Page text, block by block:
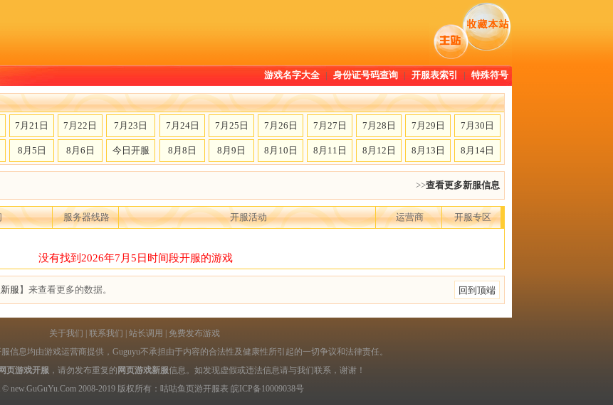
游戏名字大全 | 身份证号码查询 | 开服表索引 | 特殊符号
7月21日 7月22日 7月23日 7月24日 7月25日 7月26日 7月27日 7月28日 7月29日 7月30日
8月5日 8月6日 今日开服 8月8日 8月9日 8月10日 8月11日 8月12日 8月13日 8月14日
>>查看更多新服信息
服务器线路 开服活动 运营商 开服专区
没有找到2026年7月5日时间段开服的游戏
回到顶端
服 】来查看更多的数据。
关于我们 联系我们 站长调用
免费发布游戏
信息均由游戏运营商提供，Guguyu不承担由于内容的合法性及健康性所引起的一切争议和法律责任。
网页游戏开服 ，请勿发布重复的 网页游戏新服信息。如发现虚假或违法信息请与我们联系，谢谢！
© new.GuGuYu.Com 2008-2019 版权所有：咕咕鱼页游开服表 皖ICP备10009038号